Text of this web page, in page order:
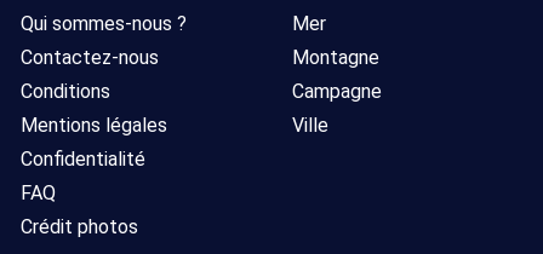
Qui sommes-nous ?
Contactez-nous
Conditions
Mentions légales
Confidentialité
FAQ
Crédit photos
Mer
Montagne
Campagne
Ville